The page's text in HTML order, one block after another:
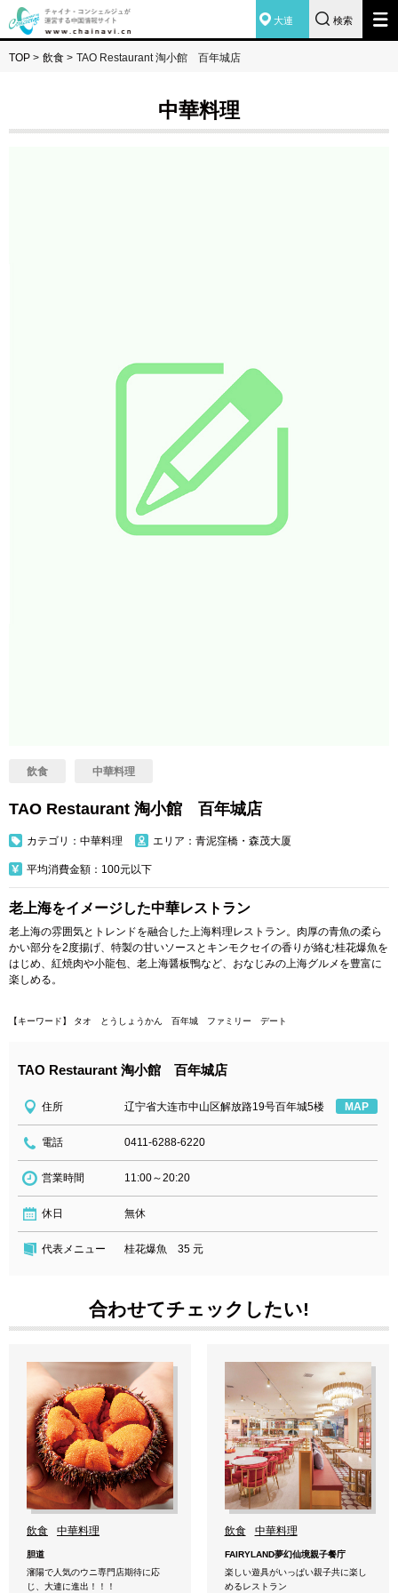
大連 検索
TOP > 飲食 > TAO Restaurant 淘小館 百年城店
中華料理
飲食 中華料理
TAO Restaurant 淘小館 百年城店
カテゴリ：中華料理 エリア：青泥窪橋・森茂大厦
平均消費金額：100元以下
老上海をイメージした中華レストラン
老上海の雰囲気とトレンドを融合した上海料理レストラン。肉厚の青魚の柔ら
かい部分を2度揚げ、特製の甘いソースとキンモクセイの香りが絡む桂花爆魚を
はじめ、紅焼肉や小龍包、老上海醤板鴨など、おなじみの上海グルメを豊富に
楽しめる。
【キーワード】 タオ とうしょうかん 百年城 ファミリー デート
TAO Restaurant 淘小館 百年城店
住所 辽宁省大连市中山区解放路19号百年城5楼 MAP
電話 0411-6288-6220
営業時間 11:00～20:20
休日 無休
代表メニュー 桂花爆魚 35 元
合わせてチェックしたい!
飲食 中華料理
胆道
瀋陽で人気のウニ専門店期待に応
じ、大連に進出！！！
飲食 中華料理
FAIRYLAND夢幻仙境親子餐庁
楽しい遊具がいっぱい親子共に楽し
めるレストラン